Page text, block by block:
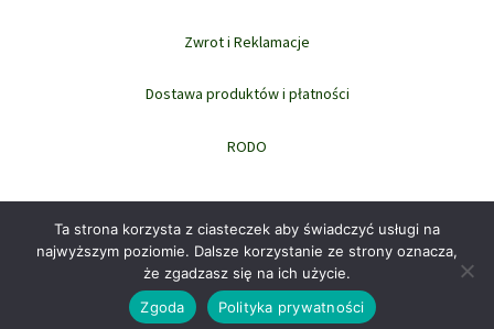
Zwrot i Reklamacje
Dostawa produktów i płatności
RODO
Prawa autorskie © 2026 domowi.pl
Ta strona korzysta z ciasteczek aby świadczyć usługi na
najwyższym poziomie. Dalsze korzystanie ze strony oznacza,
że zgadzasz się na ich użycie.
Zgoda
Polityka prywatności